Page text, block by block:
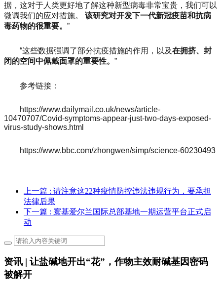
据，这对于人类更好地了解这种新型病毒非常宝贵，我们可以
微调我们的应对措施。 该研究对开发下一代新冠疫苗和抗病
毒药物的很重要。 ”
“这些数据强调了部分抗疫措施的作用，以及在拥挤、封
闭的空间中佩戴面罩的重要性。 ”
参考链接：
https://www.dailymail.co.uk/news/article-
10470707/Covid-symptoms-appear-just-two-days-exposed-
virus-study-shows.html
https://www.bbc.com/zhongwen/simp/science-60230493
上一篇 : 请注意这22种疫情防控违法违规行为，要承担
法律后果
下一篇 : 寰基爱尔兰国际总部基地一期运营平台正式启
动
资讯 | 让盐碱地开出“花”，作物主效耐碱基因密码
被解开